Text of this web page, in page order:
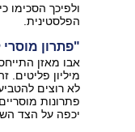
ולפיכך הסכימו
הפלסטינית.
"פתרון
מיליון פליטים.
לא רוצים
פתרונות
יכפה על הצד